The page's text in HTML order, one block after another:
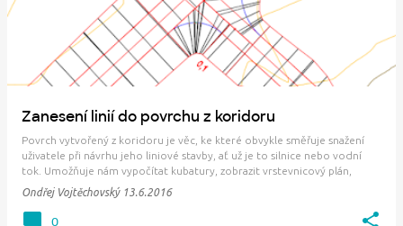
Zanesení linií do povrchu z koridoru
Povrch vytvořený z koridoru je věc, ke které obvykle směřuje snažení
uživatele při návrhu jeho liniové stavby, ať už je to silnice nebo vodní
tok. Umožňuje nám vypočítat kubatury, zobrazit vrstevnicový plán,
okótovat v situaci libovolné místo atd. Jeho tvorba není složitá, ale
relativně často se do…
Ondřej Vojtěchovský 13.6.2016
0